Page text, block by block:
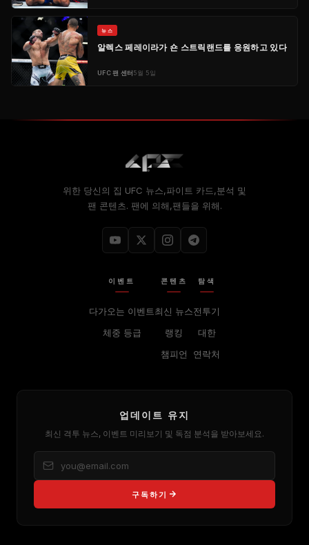
뉴스
알렉스 페레이라가 숀 스트릭랜드를 응원하고 있다
UFC팬 센터5월 5일
위한 당신의 집 UFC 뉴스,파이트 카드,분석 및
팬 콘텐츠. 팬에 의해,팬들을 위해.
이벤트
다가오는 이벤트
체중 등급
콘텐츠
최신 뉴스
랭킹
챔피언
탐색
전투기
대한
연락처
업데이트 유지
최신 격투 뉴스, 이벤트 미리보기 및 독점 분석을 받아보세요.
구독하기